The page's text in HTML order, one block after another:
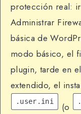
protección real:
Administrar
básica de
modo básico, el
plugin, tarde en
extendido, el
.user.ini (o